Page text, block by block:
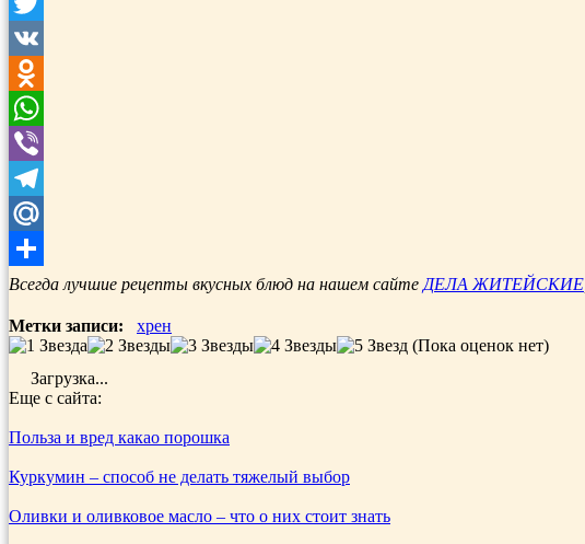
Twitter
VK
Odnoklassniki
WhatsApp
Viber
Telegram
Mail.Ru
Отправить
Всегда лучшие рецепты вкусных блюд на нашем сайте ДЕЛА ЖИТЕЙСКИЕ
Метки записи:
хрен
(Пока оценок нет)
Загрузка...
Еще с сайта:
Польза и вред какао порошка
Куркумин – способ не делать тяжелый выбор
Оливки и оливковое масло – что о них стоит знать